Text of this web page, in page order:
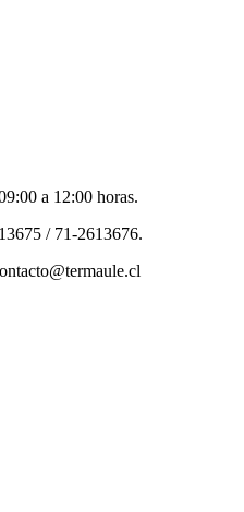
a 12:00 horas.
/ 71-2613676.